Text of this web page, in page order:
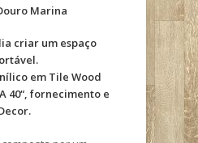
Marina
criar um espaço
em Tile Wood
40“, fornecimento e